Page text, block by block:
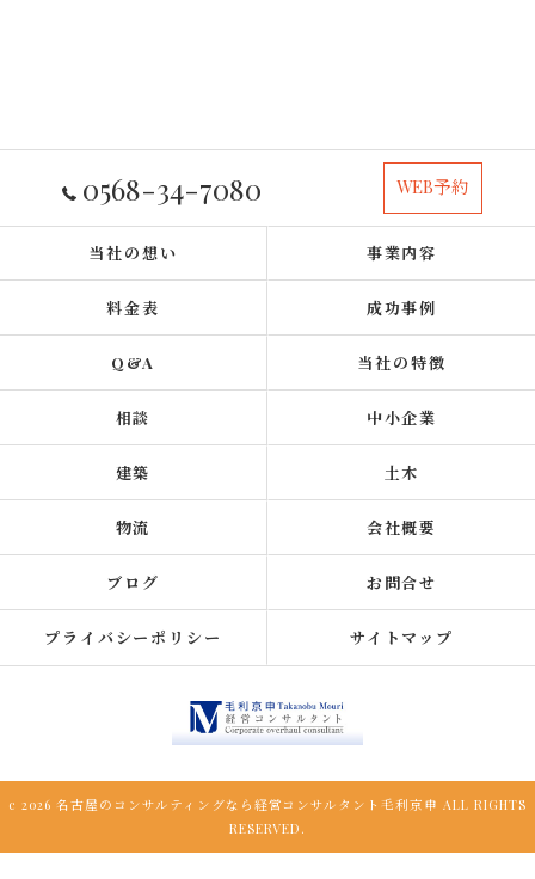
0568-34-7080 WEB予約
当社の想い 事業内容
料金表 成功事例
Q&A 当社の特徴
相談 中小企業
建築 土木
物流 会社概要
ブログ お問合せ
プライバシーポリシー サイトマップ
c 2026 名古屋のコンサルティングなら経営コンサルタント毛利京申 ALL RIGHTS
RESERVED.